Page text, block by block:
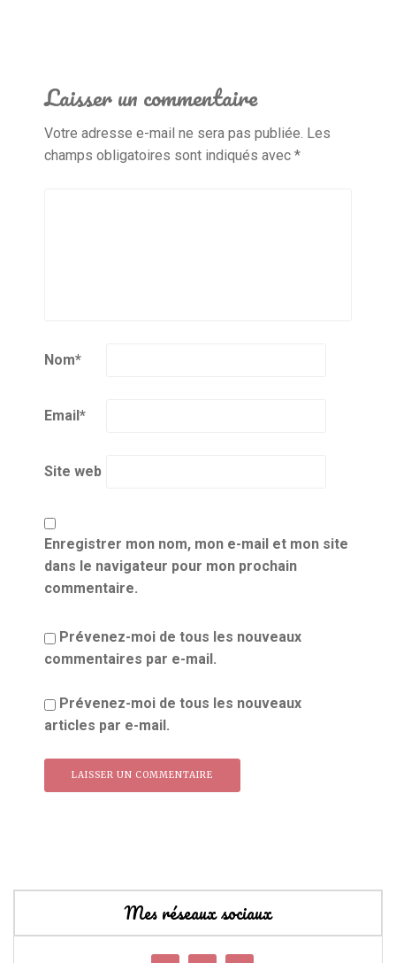
Laisser un commentaire
Votre adresse e-mail ne sera pas publiée. Les
champs obligatoires sont indiqués avec *
Nom*
Email*
Site web
Enregistrer mon nom, mon e-mail et mon site
dans le navigateur pour mon prochain
commentaire.
Prévenez-moi de tous les nouveaux
commentaires par e-mail.
Prévenez-moi de tous les nouveaux
articles par e-mail.
Mes réseaux sociaux